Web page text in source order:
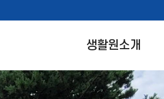
생활원소개